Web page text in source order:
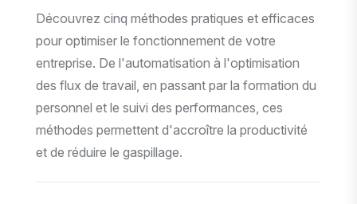
Découvrez cinq méthodes pratiques et efficaces
pour optimiser le fonctionnement de votre
entreprise. De l'automatisation à l'optimisation
des flux de travail, en passant par la formation du
personnel et le suivi des performances, ces
méthodes permettent d'accroître la productivité
et de réduire le gaspillage.